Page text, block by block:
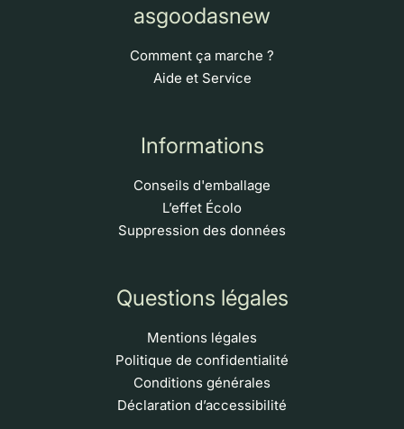
asgoodasnew
Comment ça marche ?
Aide et Service
Informations
Conseils d'emballage
L’effet Écolo
Suppression des données
Questions légales
Mentions légales
Politique de confidentialité
Conditions générales
Déclaration d’accessibilité